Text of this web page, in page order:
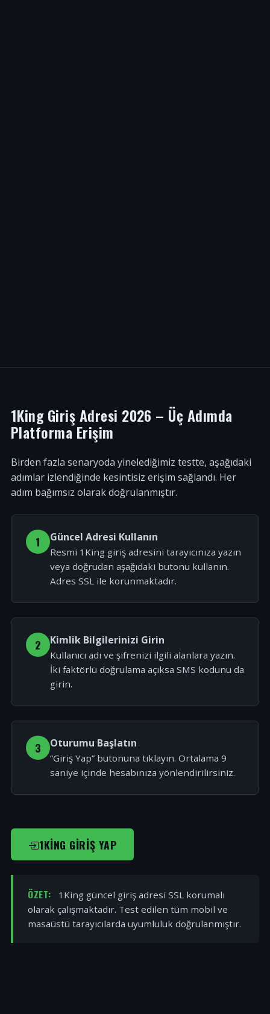
1King Giriş Adresi 2026 – Üç Adımda
Platforma Erişim
Birden fazla senaryoda yinelediğimiz testte, aşağıdaki
adımlar izlendiğinde kesintisiz erişim sağlandı. Her
adım bağımsız olarak doğrulanmıştır.
1 Güncel Adresi Kullanın
Resmi 1King giriş adresini tarayıcınıza yazın
veya doğrudan aşağıdaki butonu kullanın.
Adres SSL ile korunmaktadır.
2 Kimlik Bilgilerinizi Girin
Kullanıcı adı ve şifrenizi ilgili alanlara yazın.
İki faktörlü doğrulama açıksa SMS kodunu da
girin.
3 Oturumu Başlatın
“Giriş Yap” butonuna tıklayın. Ortalama 9
saniye içinde hesabınıza yönlendirilirsiniz.
1KING GIRIŞ YAP
ÖZET:
1King güncel giriş adresi SSL korumalı
olarak çalışmaktadır. Test edilen tüm mobil ve
masaüstü tarayıcılarda uyumluluk doğrulanmıştır.